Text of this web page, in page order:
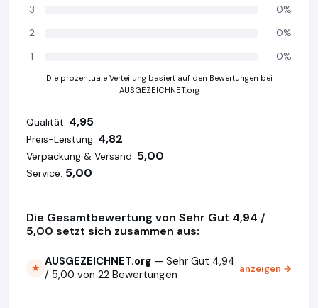
3
0%
2
0%
1
0%
Die prozentuale Verteilung basiert auf den Bewertungen bei
AUSGEZEICHNET.org
Qualität: 4,95
Preis-Leistung: 4,82
Verpackung & Versand: 5,00
Service: 5,00
Die Gesamtbewertung von Sehr Gut 4,94 /
5,00 setzt sich zusammen aus:
★ AUSGEZEICHNET.org — Sehr Gut 4,94
/ 5,00 von 22 Bewertungen
anzeigen →